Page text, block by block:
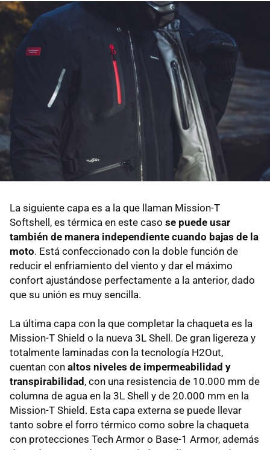
La siguiente capa es a la que llaman Mission-T
Softshell, es térmica en este caso se puede usar
también de manera independiente cuando bajas de la
moto. Está confeccionado con la doble función de
reducir el enfriamiento del viento y dar el máximo
confort ajustándose perfectamente a la anterior, dado
que su unión es muy sencilla.
La última capa con la que completar la chaqueta es la
Mission-T Shield o la nueva 3L Shell. De gran ligereza y
totalmente laminadas con la tecnología H2Out,
cuentan con altos niveles de impermeabilidad y
transpirabilidad, con una resistencia de 10.000 mm de
columna de agua en la 3L Shell y de 20.000 mm en la
Mission-T Shield. Esta capa externa se puede llevar
tanto sobre el forro térmico como sobre la chaqueta
con protecciones Tech Armor o Base-1 Armor, además